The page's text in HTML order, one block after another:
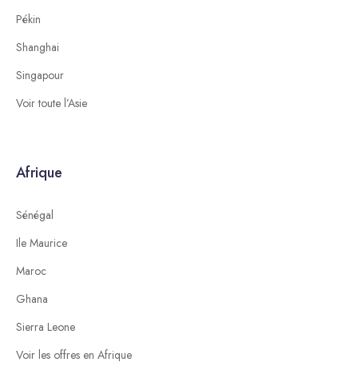
Pékin
Shanghai
Singapour
Voir toute l’Asie
Afrique
Sénégal
Ile Maurice
Maroc
Ghana
Sierra Leone
Voir les offres en Afrique